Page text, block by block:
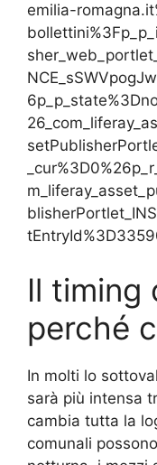
emilia-
Il timing
perché
In molti lo
sarà più intensa
cambia tutta la
comunali